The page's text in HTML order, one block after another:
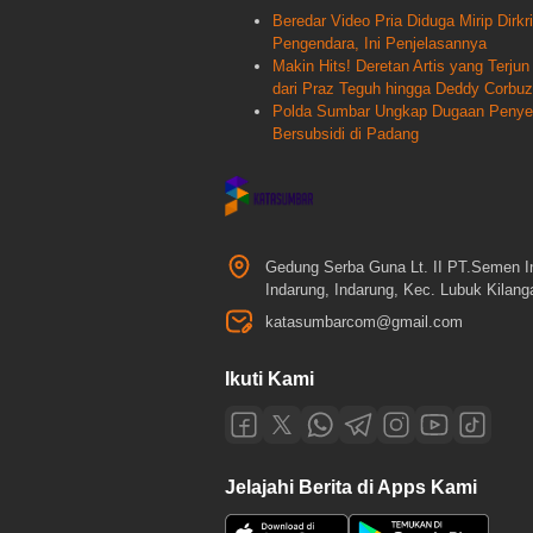
Beredar Video Pria Diduga Mirip
Pengendara, Ini Penjelasannya
Makin Hits! Deretan Artis yang
dari Praz Teguh hingga Deddy
Polda Sumbar Ungkap Dugaan
Bersubsidi di Padang
Gedung Serba Guna Lt. II PT.Semen
Indarung, Indarung, Kec. Lubuk
katasumbarcom@gmail.com
Ikuti Kami
Jelajahi Berita di Apps Kami